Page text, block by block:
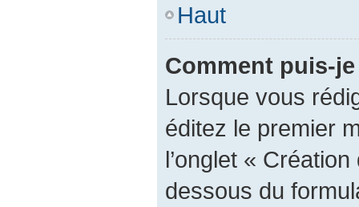
Haut
Comment puis-
Lorsque vous
éditez le premier
l’onglet «
dessous du